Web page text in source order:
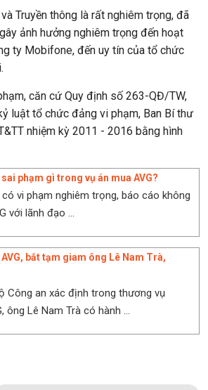
Truyền thông là rất nghiêm trọng, đã
ảnh hưởng nghiêm trọng đến hoạt
ty Mobifone, đến uy tín của tổ chức
căn cứ Quy định số 263-QĐ/TW,
luật tổ chức đảng vi phạm, Ban Bí thư
nhiệm kỳ 2011 - 2016 bằng hình
phạm gì trong vụ án mua AVG?
vi phạm nghiêm trọng, báo cáo không
với lãnh đạo ...
bắt tạm giam ông Lê Nam Trà,
Công an xác định trong thương vụ
ông Lê Nam Trà có hành ...